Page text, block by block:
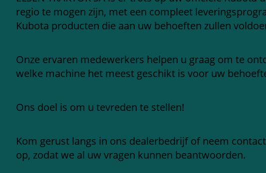
regio te mogen zijn, met een compleet
Kubota producten die aan uw behoeften zullen
Onze ervaren medewerkers helpen u graag om te
welke machine het meest geschikt is voor uw
Ons doel is om u tevreden te stellen!
Kom gerust langs in ons dealerbedrijf of neem
op, zodat we al uw vragen kunnen beantwoorden.